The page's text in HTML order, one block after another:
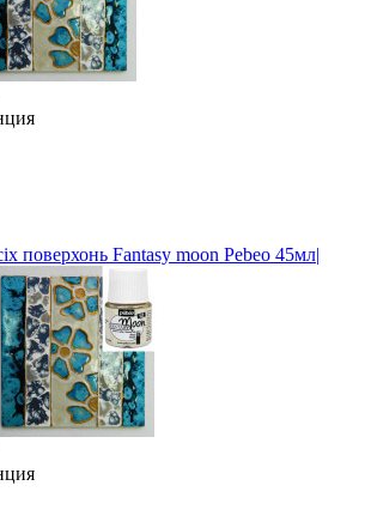
поверхонь Fantasy moon Pebeo 45мл|